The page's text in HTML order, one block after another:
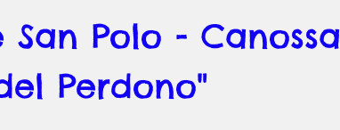
Polo - Canossa
Perdono"